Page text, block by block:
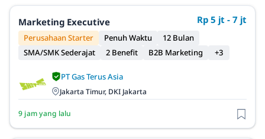
Marketing Executive Rp 5 jt - 7 jt
Perusahaan Starter Penuh Waktu
12 Bulan
SMA/SMK Sederajat
2 Benefit B2B Marketing +3
PT Gas Terus Asia
Jakarta Timur, DKI Jakarta
9 jam yang lalu